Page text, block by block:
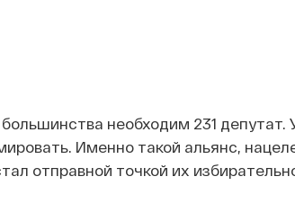
необходим 231 депутат.
Именно такой альянс,
отправной точкой их